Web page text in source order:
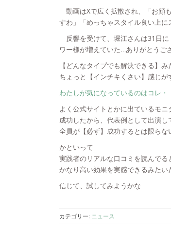
動画はXで広く拡散され、「お顔
すわ」「めっちゃスタイル良い上に
反響を受けて、堀江さんは31日
ワー様が増えていた…ありがとうご
【どんなタイプでも解決できる】
ちょっと【インチキくさい】感じが
わたしが気になっているのはコレ・
よく公式サイトとかに出ているモニ
成功したから、代表例として出演し
全員が【必ず】成功するとは限らな
かといって
実践者のリアルな口コミを読んでる
かなり高い効果を実感できるみたい
信じて、試してみようかな
カテゴリー: ニュース